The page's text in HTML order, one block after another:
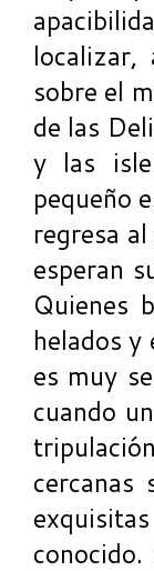
localizar,
sobre el
de las
y las
pequeño
regresa
esperan
Quienes
helados
es muy
cuando
cercanas